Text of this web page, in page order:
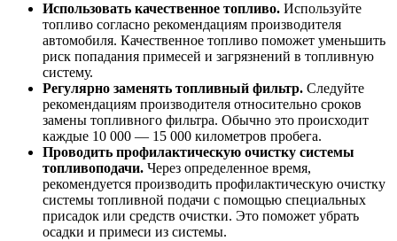
Использовать качественное топливо. Используйте
топливо согласно рекомендациям производителя
автомобиля. Качественное топливо поможет уменьшить
риск попадания примесей и загрязнений в топливную
систему.
Регулярно заменять топливный фильтр. Следуйте
рекомендациям производителя относительно сроков
замены топливного фильтра. Обычно это происходит
каждые 10 000 — 15 000 километров пробега.
Проводить профилактическую очистку системы
топливоподачи. Через определенное время,
рекомендуется производить профилактическую очистку
системы топливной подачи с помощью специальных
присадок или средств очистки. Это поможет убрать
осадки и примеси из системы.